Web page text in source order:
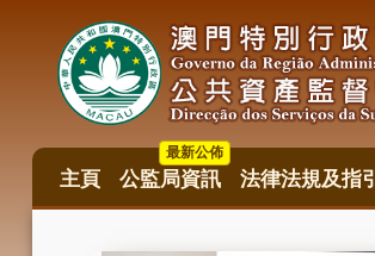
目
主頁 公監局資訊
最新公佈
法律法規及指引